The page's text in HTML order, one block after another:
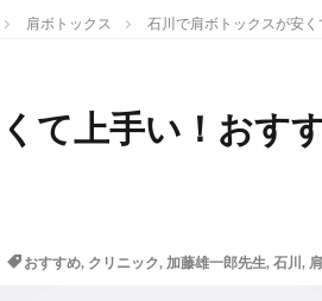
肩ボトックス 石川で肩ボトックスが安
て上手い！おす
おすすめ, クリニック, 加藤雄一郎先生, 石川 ,